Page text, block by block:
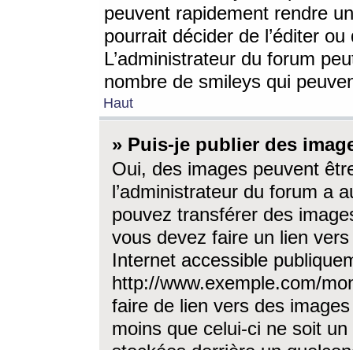
peuvent rapidement rendre
pourrait décider de l’éditer
L’administrateur du forum
nombre de smileys qui
Haut
» Puis-je publier des
Oui, des images peuvent
l’administrateur du forum a
pouvez transférer des
vous devez faire un lien
Internet accessible
http://www.exemple.com/
faire de lien vers des
moins que celui-ci ne soit